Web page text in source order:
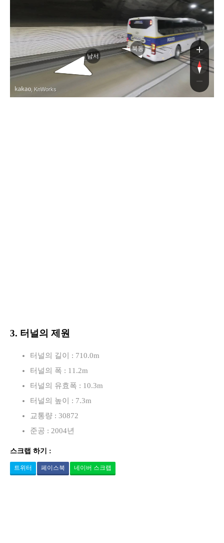
고속도로
남서
북동
, KnWorks
3. 터널의 제원
터널의 길이 : 710.0m
터널의 폭 : 11.2m
터널의 유효폭 : 10.3m
터널의 높이 : 7.3m
교통량 : 30872
준공 : 2004년
스크랩 하기 :
트위터 페이스북 네이버 스크랩